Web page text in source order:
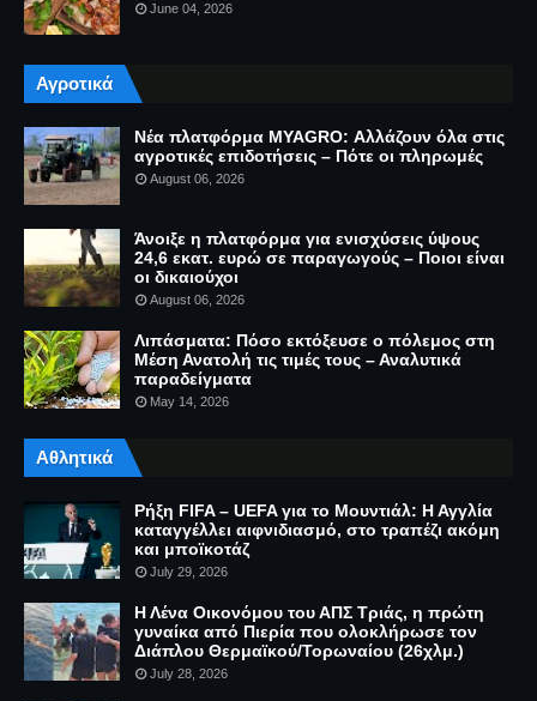
June 04, 2026
Αγροτικά
Νέα πλατφόρμα MYAGRO: Αλλάζουν όλα στις
αγροτικές επιδοτήσεις – Πότε οι πληρωμές
August 06, 2026
Άνοιξε η πλατφόρμα για ενισχύσεις ύψους
24,6 εκατ. ευρώ σε παραγωγούς – Ποιοι είναι
οι δικαιούχοι
August 06, 2026
Λιπάσματα: Πόσο εκτόξευσε ο πόλεμος στη
Μέση Ανατολή τις τιμές τους – Αναλυτικά
παραδείγματα
May 14, 2026
Αθλητικά
Ρήξη FIFA – UEFA για το Μουντιάλ: Η Αγγλία
καταγγέλλει αιφνιδιασμό, στο τραπέζι ακόμη
και μποϊκοτάζ
July 29, 2026
Η Λένα Οικονόμου του ΑΠΣ Τριάς, η πρώτη
γυναίκα από Πιερία που ολοκλήρωσε τον
Διάπλου Θερμαϊκού/Τορωναίου (26χλμ.)
July 28, 2026